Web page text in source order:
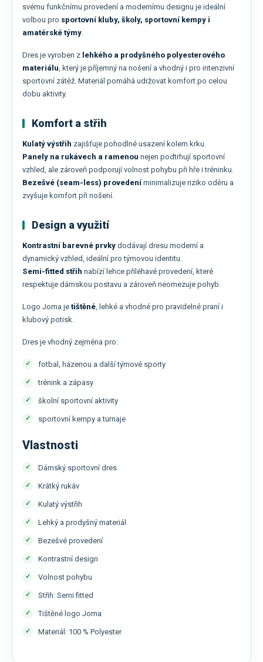
svému funkčnímu provedení a modernímu designu je ideální
volbou pro sportovní kluby, školy, sportovní kempy i
amatérské týmy.
Dres je vyroben z lehkého a prodyšného polyesterového
materiálu, který je příjemný na nošení a vhodný i pro intenzivní
sportovní zátěž. Materiál pomáhá udržovat komfort po celou
dobu aktivity.
Komfort a střih
Kulatý výstřih zajišťuje pohodlné usazení kolem krku.
Panely na rukávech a ramenou nejen podtrhují sportovní
vzhled, ale zároveň podporují volnost pohybu při hře i tréninku.
Bezešvé (seam-less) provedení minimalizuje riziko oděru a
zvyšuje komfort při nošení.
Design a využití
Kontrastní barevné prvky dodávají dresu moderní a
dynamický vzhled, ideální pro týmovou identitu.
Semi-fitted střih nabízí lehce přiléhavé provedení, které
respektuje dámskou postavu a zároveň neomezuje pohyb.
Logo Joma je tištěné, lehké a vhodné pro pravidelné praní i
klubový potisk.
Dres je vhodný zejména pro:
fotbal, házenou a další týmové sporty
trénink a zápasy
školní sportovní aktivity
sportovní kempy a turnaje
Vlastnosti
Dámský sportovní dres
Krátký rukáv
Kulatý výstřih
Lehký a prodyšný materiál
Bezešvé provedení
Kontrastní design
Volnost pohybu
Střih: Semi fitted
Tištěné logo Joma
Materiál: 100 % Polyester